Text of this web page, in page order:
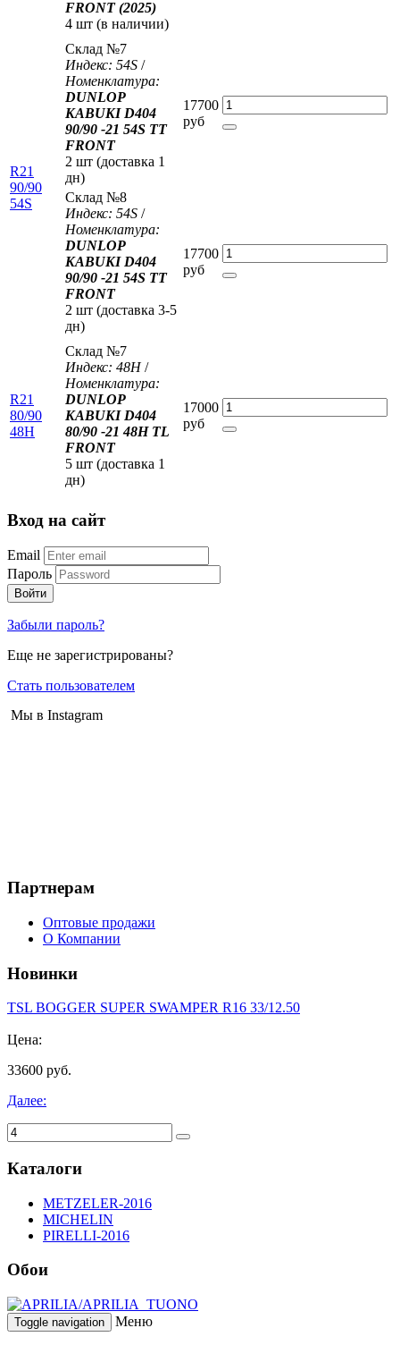
FRONT (2025)
4 шт (в наличии)
R21
90/90
54S
Склад №7
Индекс: 54S /
Номенклатура:
DUNLOP
KABUKI D404
90/90 -21 54S TT
FRONT
2 шт (доставка 1
дн)
17700
руб
Склад №8
Индекс: 54S /
Номенклатура:
DUNLOP
KABUKI D404
90/90 -21 54S TT
FRONT
2 шт (доставка 3-5
дн)
17700
руб
R21
80/90
48H
Склад №7
Индекс: 48H/
Номенклатура:
DUNLOP
KABUKI D404
80/90 -21 48H TL
FRONT
5 шт (доставка 1
дн)
17000
руб
Вход на сайт
Email
Пароль
Войти
Забыли пароль?
Еще не зарегистрированы?
Стать пользователем
Мы в Instagram
Партнерам
Оптовые продажи
О Компании
Новинки
TSL BOGGER SUPER SWAMPER R16 33/12.50
Цена:
33600 руб.
Далее:
Каталоги
METZELER-2016
MICHELIN
PIRELLI-2016
Обои
Toggle navigation Меню